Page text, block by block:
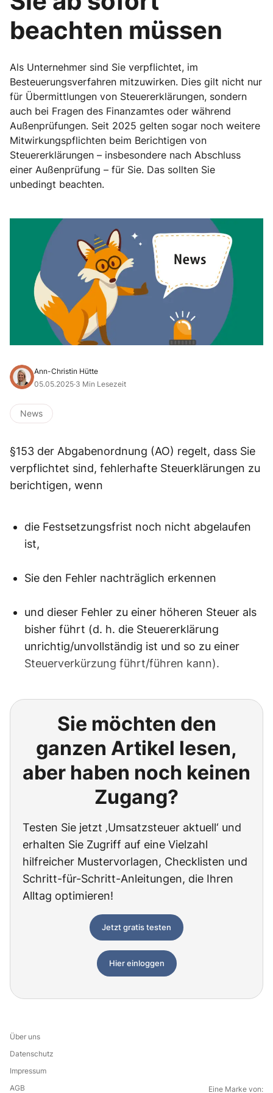
beachten müssen
Als Unternehmer sind Sie verpflichtet, im
Besteuerungsverfahren mitzuwirken. Dies gilt nicht nur
für Übermittlungen von Steuererklärungen, sondern
auch bei Fragen des Finanzamtes oder während
Außenprüfungen. Seit 2025 gelten sogar noch weitere
Mitwirkungspflichten beim Berichtigen von
Steuererklärungen – insbesondere nach Abschluss
einer Außenprüfung – für Sie. Das sollten Sie
unbedingt beachten.
Ann-Christin Hütte
05.05.2025·3 Min Lesezeit
News
§153 der Abgabenordnung (AO) regelt, dass Sie
verpflichtet sind, fehlerhafte Steuerklärungen zu
berichtigen, wenn
die Festsetzungsfrist noch nicht abgelaufen
ist,
Sie den Fehler nachträglich erkennen
und dieser Fehler zu einer höheren Steuer als
bisher führt (d. h. die Steuererklärung
unrichtig/unvollständig ist und so zu einer
Steuerverkürzung führt/führen kann).
Sie möchten den
ganzen Artikel lesen,
aber haben noch keinen
Zugang?
Testen Sie jetzt ‚Umsatzsteuer aktuell‘ und
erhalten Sie Zugriff auf eine Vielzahl
hilfreicher Mustervorlagen, Checklisten und
Schritt-für-Schritt-Anleitungen, die Ihren
Alltag optimieren!
Jetzt gratis testen
Hier einloggen
Über uns
Datenschutz
Impressum
AGB
Eine Marke von: